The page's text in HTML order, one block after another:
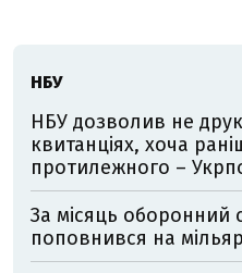
НБУ
НБУ дозволив не
квитанціях, хоча
протилежного –
За місяць оборонний
поповнився на